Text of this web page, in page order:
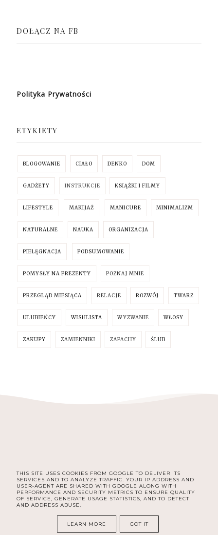
DOŁĄCZ NA FB
Polityka Prywatności
ETYKIETY
BLOGOWANIE CIAŁO DENKO DOM
GADŻETY INSTRUKCJE KSIĄŻKI I FILMY
LIFESTYLE MAKIJAŻ MANICURE MINIMALIZM
NATURALNE NAUKA ORGANIZACJA
PIELĘGNACJA PODSUMOWANIE
POMYSŁY NA PREZENTY POZNAJ MNIE
PRZEGLĄD MIESIĄCA RELACJE ROZWÓJ TWARZ
ULUBIEŃCY WISHLISTA WYZWANIE WŁOSY
ZAKUPY ZAMIENNIKI ZAPACHY ŚLUB
FACEBOOK INSTAGRAM
KOBIET | SELF CARE, ORGANIZACJA, ROZWÓJ I LIFESTYLE
BLOG DESIGN: KAROGRAFIA.PL
THIS SITE USES COOKIES FROM GOOGLE TO DELIVER ITS
SERVICES AND TO ANALYZE TRAFFIC. YOUR IP ADDRESS AND
USER-AGENT ARE SHARED WITH GOOGLE ALONG WITH
PERFORMANCE AND SECURITY METRICS TO ENSURE QUALITY
OF SERVICE, GENERATE USAGE STATISTICS, AND TO DETECT
AND ADDRESS ABUSE.
LEARN MORE GOT IT